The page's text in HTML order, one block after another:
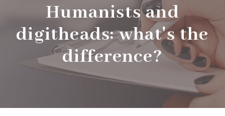
Humanists and
digitheads: what's the
difference?